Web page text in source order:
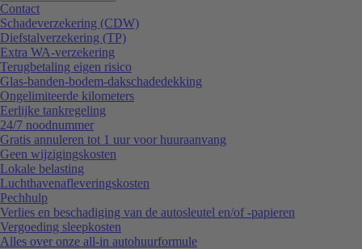
Contact
Schadeverzekering (CDW)
Diefstalverzekering (TP)
Extra WA-verzekering
Terugbetaling eigen risico
Glas-banden-bodem-dakschadedekking
Ongelimiteerde kilometers
Eerlijke tankregeling
24/7 noodnummer
Gratis annuleren tot 1 uur voor huuraanvang
Geen wijzigingskosten
Lokale belasting
Luchthavenafleveringskosten
Pechhulp
Verlies en beschadiging van de autosleutel en/of -papieren
Vergoeding sleepkosten
Alles over onze all-in autohuurformule